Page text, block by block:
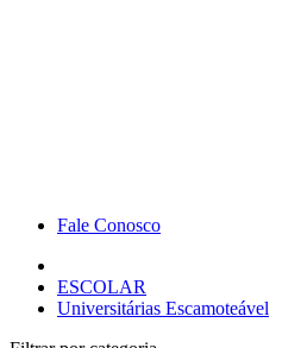
Fale Conosco
ESCOLAR
Universitárias Escamoteável